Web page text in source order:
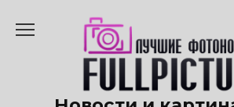
содержанию